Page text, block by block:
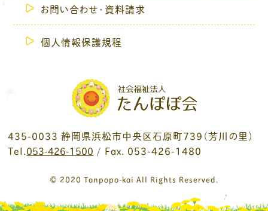
お問い合わせ・資料請求
個人情報保護規程
435-0033 静岡県浜松市中央区石原町739（芳川の里）
Tel.053-426-1500 / Fax. 053-426-1480
© 2020 Tanpopo-kai All Rights Reserved.